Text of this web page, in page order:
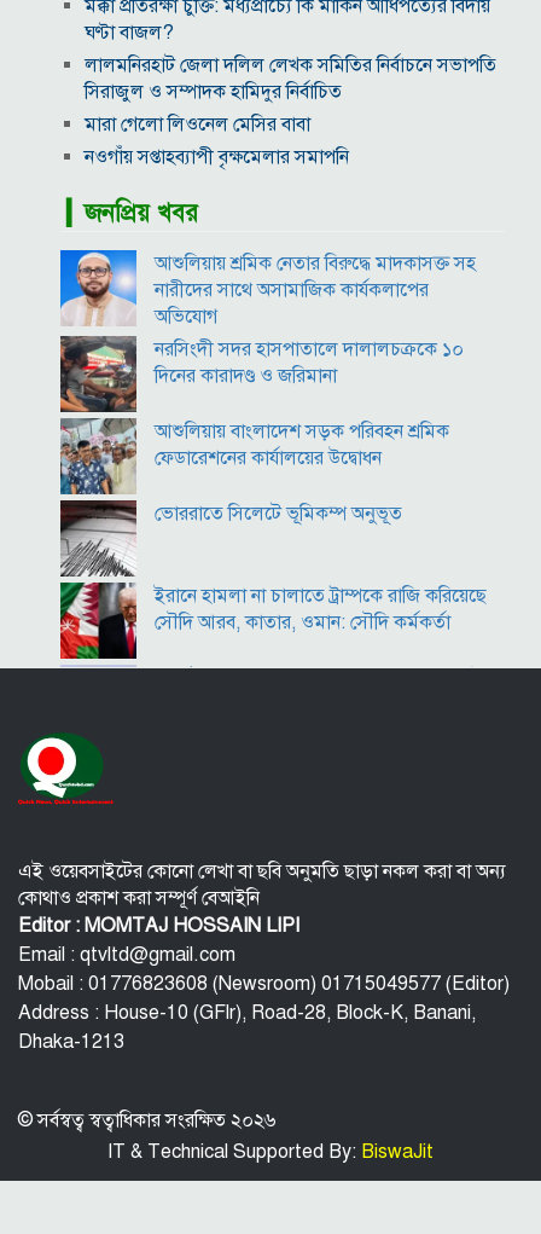
মক্কা প্রতিরক্ষা চুক্তি: মধ্যপ্রাচ্যে কি মার্কিন আধিপত্যের বিদায়
ঘণ্টা বাজল?
‎লালমনিরহাট জেলা দলিল লেখক সমিতির নির্বাচনে সভাপতি
সিরাজুল ও সম্পাদক হামিদুর নির্বাচিত
মারা গেলো লিওনেল মেসির বাবা
নওগাঁয় সপ্তাহব্যাপী বৃক্ষমেলার সমাপনি
অবশেষে আলভারেজের ভবিষ্যৎ নিয়ে মুখ খুললেন সিমিওনে
মালয়েশিয়াকে গুঁড়িয়ে দিয়ে দাপুটে জয় পেল বাংলাদেশ
পরকীয়া ও অর্থ কেলেঙ্কারির অভিযোগে চাপে ফিফা প্রধান
ইনফান্তিনো
নোয়াখালীতে ৯৭৯০ ইয়াবাসহ দুই পাচারকারী গ্রেপ্তার
কাজের ঘণ্টা নয়, উৎপাদনশীলতাই হোক জাতীয় সমৃদ্ধির
মাপকাঠি
▎জনপ্রিয় খবর
আশুলিয়ায় শ্রমিক নেতার বিরুদ্ধে মাদকাসক্ত সহ
নারীদের সাথে অসামাজিক কার্যকলাপের
অভিযোগ
নরসিংদী সদর হাসপাতালে দালালচক্রকে ১০
দিনের কারাদণ্ড ও জরিমানা
আশুলিয়ায় বাংলাদেশ সড়ক পরিবহন শ্রমিক
ফেডারেশনের কার্যালয়ের উদ্বোধন
ভোররাতে সিলেটে ভূমিকম্প অনুভূত
ইরানে হামলা না চালাতে ট্রাম্পকে রাজি করিয়েছে
সৌদি আরব, কাতার, ওমান: সৌদি কর্মকর্তা
ইউরোপ সিরিয়াকে ‘যথাসম্ভব’ সহায়তা করবে :
ইইউ প্রধান
কর্মস্থলে নারী সহকর্মী নির্যাতন: রাঙামাটিতে
এই ওয়েবসাইটের কোনো লেখা বা ছবি অনুমতি ছাড়া নকল করা বা অন্য
কোথাও প্রকাশ করা সম্পূর্ণ বেআইনি
Editor : MOMTAJ HOSSAIN LIPI
Email : qtvltd@gmail.com
Mobail : 01776823608 (Newsroom) 01715049577 (Editor)
Address : House-10 (GFlr), Road-28, Block-K, Banani,
Dhaka-1213
© সর্বস্বত্ব স্বত্বাধিকার সংরক্ষিত ২০২৬
IT & Technical Supported By: BiswaJit